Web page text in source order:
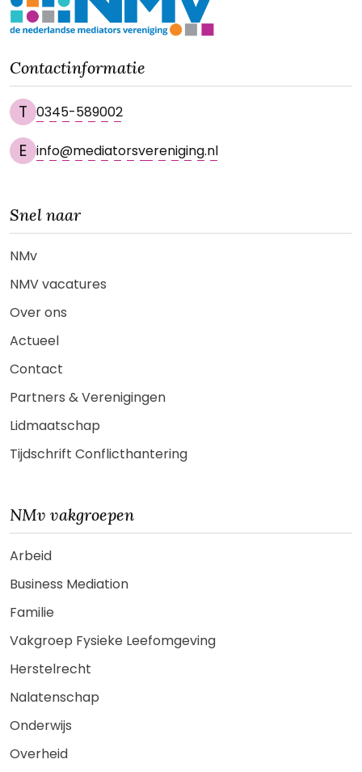
Contactinformatie
T 0345-589002
E info@mediatorsvereniging.nl
Snel naar
NMv
NMV vacatures
Over ons
Actueel
Contact
Partners & Verenigingen
Lidmaatschap
Tijdschrift Conflicthantering
NMv vakgroepen
Arbeid
Business Mediation
Familie
Vakgroep Fysieke Leefomgeving
Herstelrecht
Nalatenschap
Onderwijs
Overheid